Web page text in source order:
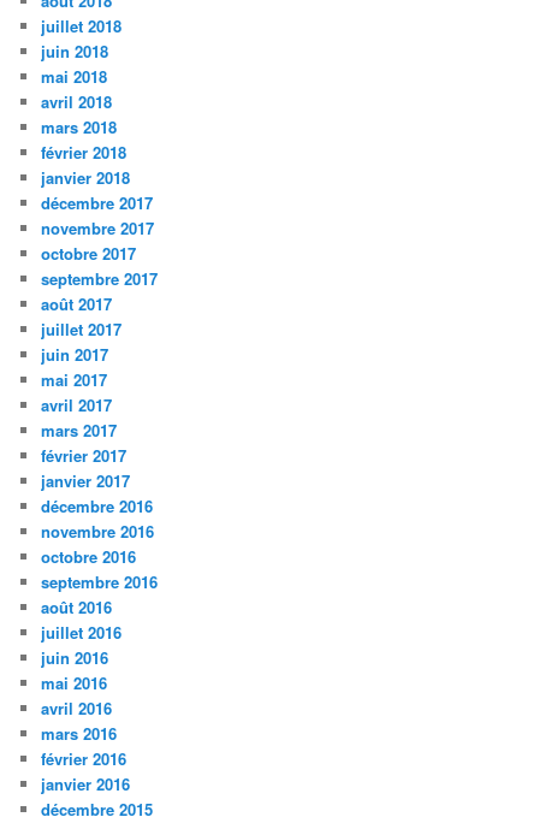
juillet 2018
juin 2018
mai 2018
avril 2018
mars 2018
février 2018
janvier 2018
décembre 2017
novembre 2017
octobre 2017
septembre 2017
août 2017
juillet 2017
juin 2017
mai 2017
avril 2017
mars 2017
février 2017
janvier 2017
décembre 2016
novembre 2016
octobre 2016
septembre 2016
août 2016
juillet 2016
juin 2016
mai 2016
avril 2016
mars 2016
février 2016
janvier 2016
décembre 2015